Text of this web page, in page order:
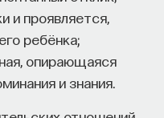
и проявляется,
ребёнка;
опирающаяся
и знания.